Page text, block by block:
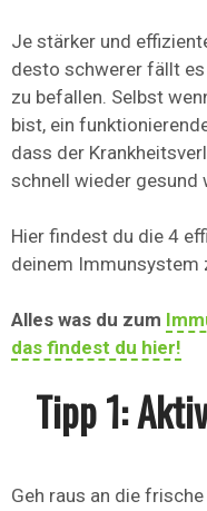
Je stärker und
desto schwerer fällt es
zu befallen. Selbst
bist, ein
dass der
schnell wieder gesund
Hier findest du die 4
deinem Immunsystem
Alles was du zum
das findest du hier!
Tipp 1:
Geh raus an die